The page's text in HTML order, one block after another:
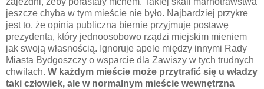
jeszcze chyba w tym mieście nie było. Najbardziej przykre
jest to, że opinia publiczna biernie przyjmuje postawę
prezydenta, który jednoosobowo rządzi miejskim mieniem
jak swoją własnością. Ignoruje apele między innymi Rady
Miasta Bydgoszczy o wsparcie dla Zawiszy w tych trudnych
chwilach. W każdym mieście może przytrafić się u władzy
taki człowiek, ale w normalnym mieście wewnętrzna